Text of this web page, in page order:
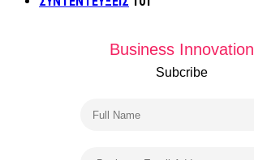
Business Innovation
Subcribe